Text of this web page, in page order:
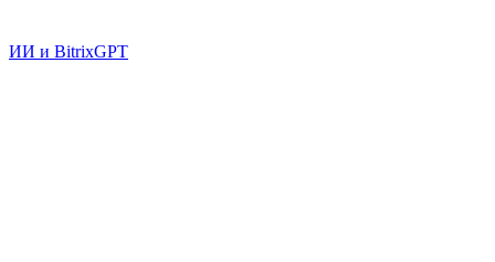
ИИ и BitrixGPT